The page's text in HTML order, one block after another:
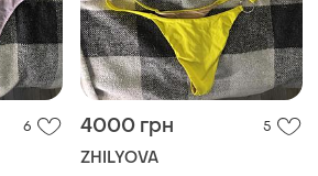
6 4000 грн 5
ZHILYOVA